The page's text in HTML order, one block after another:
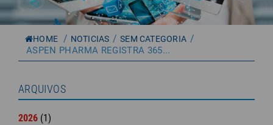
HOME / NOTICIAS / SEM CATEGORIA /
ASPEN PHARMA REGISTRA 365...
ARQUIVOS
2026 (1)